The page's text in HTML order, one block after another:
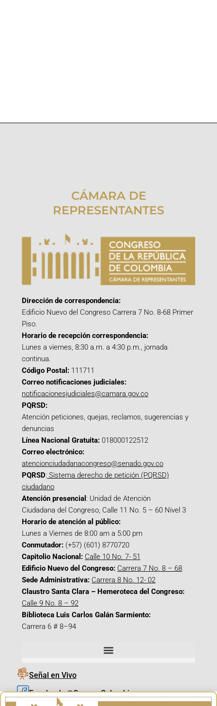
CÁMARA DE
REPRESENTANTES
Dirección de correspondencia:
Edificio Nuevo del Congreso Carrera 7 No. 8-68 Primer
Piso.
Horario de recepción correspondencia:
Lunes a viernes, 8:30 a.m. a 4:30 p.m., jornada
continua.
Código Postal: 111711
Correo notificaciones judiciales:
notificacionesjudiciales@camara.gov.co
PQRSD:
Atención peticiones, quejas, reclamos, sugerencias y
denuncias
Línea Nacional Gratuita: 018000122512
Correo electrónico:
atencionciudadanacongreso@senado.gov.co
PQRSD: Sistema derecho de petición (PQRSD)
ciudadano
Atención presencial : Unidad de Atención
Ciudadana del Congreso, Calle 11 No. 5 – 60 Nivel 3
Horario de atención al público:
Lunes a Viernes de 8:00 am a 5:00 pm
Conmutador: (+57) (601) 8770720
Capitolio Nacional: Calle 10 No. 7- 51
Edificio Nuevo del Congreso: Carrera 7 No. 8 – 68
Sede Administrativa: Carrera 8 No. 12- 02
Claustro Santa Clara – Hemeroteca del Congreso:
Calle 9 No. 8 – 92
Biblioteca Luis Carlos Galán Sarmiento:
Carrera 6 # 8–94
Señal en Vivo
Facebook_@CamaraColombia